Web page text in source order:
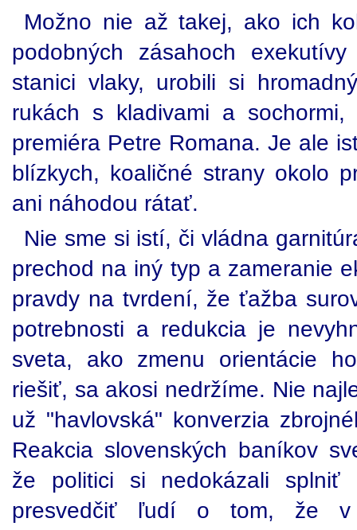
Možno nie až takej, ako ich
podobných zásahoch
stanici vlaky, urobili si
rukách s kladivami a
premiéra Petre Romana. Je ale
blízkych, koaličné strany okolo
ani náhodou rátať.
Nie sme si istí, či vládna
prechod na iný typ a zameranie
pravdy na tvrdení, že ťažba
potrebnosti a redukcia je
sveta, ako zmenu orientácie
riešiť, sa akosi nedržíme. Nie
už "havlovská" konverzia
Reakcia slovenských baníkov
že politici si nedokázali splniť
presvedčiť ľudí o tom, že v